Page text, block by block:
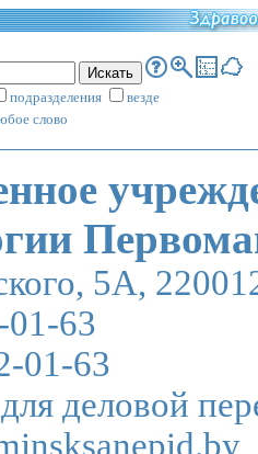
подразделения
везде
слово
5А,
01-63
01-63
деловой